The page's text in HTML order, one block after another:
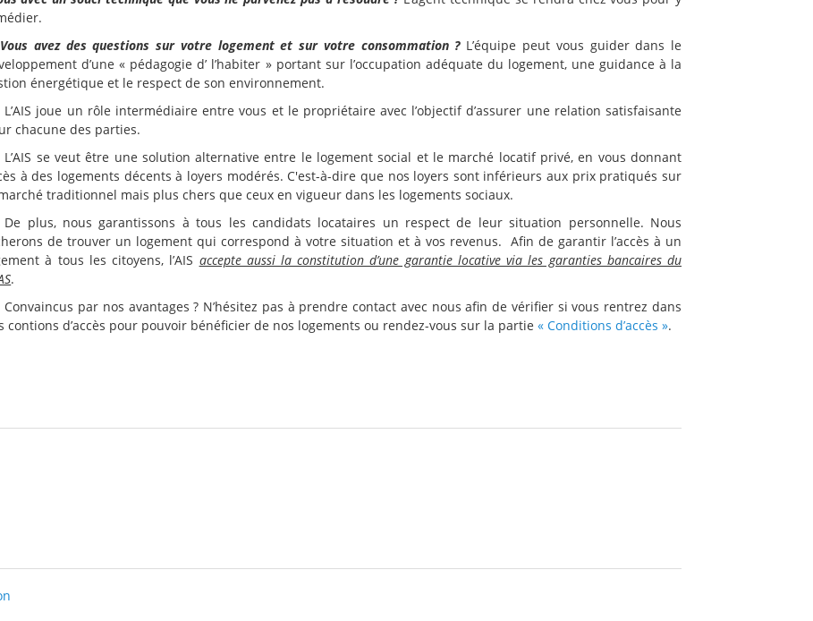
Vous avez des questions sur votre logement et sur votre consommation ?L’équipe peut vous guider dans le
d’une « pédagogie d’ l’habiter » portant sur l’occupation adéquate du logement, une guidance à la
énergétique et le respect de son environnement.
L’AIS joue un rôle intermédiaire entre vous et le propriétaire avec l’objectif d’assurer une relation satisfaisante
chacune des parties.
L’AIS se veut être une solution alternative entre le logement social et le marché locatif privé, en vous donnant
à des logements décents à loyers modérés. C'est-à-dire que nos loyers sont inférieurs aux prix pratiqués sur
traditionnel mais plus chers que ceux en vigueur dans les logements sociaux.
De plus, nous garantissons à tous les candidats locataires un respect de leur situation personnelle. Nous
de trouver un logement qui correspond à votre situation et à vos revenus. Afin de garantir l’accès à un
à tous les citoyens, l’AIS accepte aussi la constitution d’une garantie locative via les garanties bancaires du
.
Convaincus par nos avantages ? N’hésitez pas à prendre contact avec nous afin de vérifier si vous rentrez dans
contions d’accès pour pouvoir bénéficier de nos logements ou rendez-vous sur la partie « Conditions d’accès ».